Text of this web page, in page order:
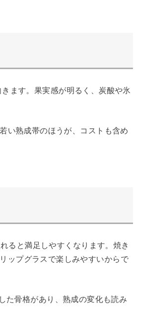
ます。果実感が明るく、炭酸や氷
い熟成帯のほうが、コストも含め
ると満足しやすくなります。焼き
ップグラスで楽しみやすいからで
た骨格があり、熟成の変化も読み